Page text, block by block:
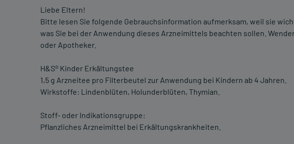
Liebe Eltern!
Bitte lesen Sie folgende Gebrauchsinformation aufmerksam, weil sie
was Sie bei der Anwendung dieses Arzneimittels beachten sollen.
oder Apotheker.
H&S® Kinder Erkältungstee
1,5 g Arzneitee pro Filterbeutel zur Anwendung bei Kindern ab 4 Jahren.
Wirkstoffe: Lindenblüten, Holunderblüten, Thymian.
Stoff- oder Indikationsgruppe:
Pflanzliches Arzneimittel bei Erkältungskrankheiten.